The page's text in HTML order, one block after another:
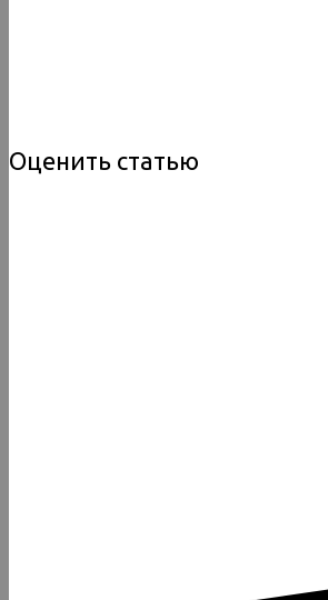
Оценить статью